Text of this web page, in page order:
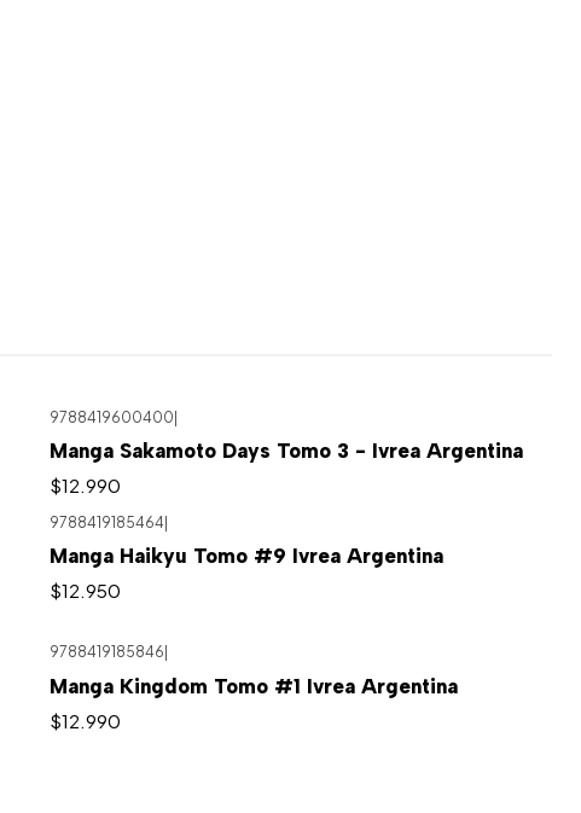
9788419600400|
Manga Sakamoto Days Tomo 3 - Ivrea Argentina
$12.990
9788419185464
Manga Haikyu Tomo #9 Ivrea Argentina
$12.950
9788419185846
Manga Kingdom Tomo #1 Ivrea Argentina
$12.990